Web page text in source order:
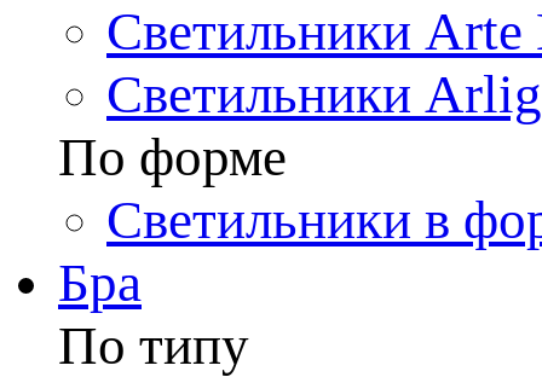
Светильники Arte
Светильники
По форме
Светильники в
Бра
По типу